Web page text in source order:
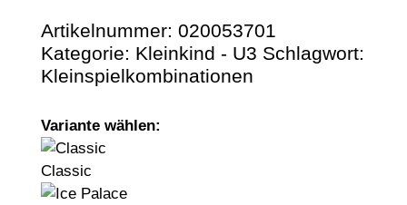
Artikelnummer: 020053701
Kategorie: Kleinkind - U3 Schlagwort:
Kleinspielkombinationen
Variante wählen:
Classic